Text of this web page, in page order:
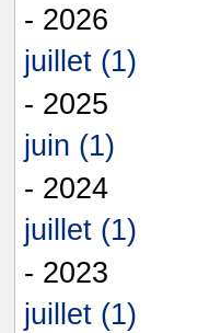
- 2026
juillet (1)
- 2025
juin (1)
- 2024
juillet (1)
- 2023
juillet (1)